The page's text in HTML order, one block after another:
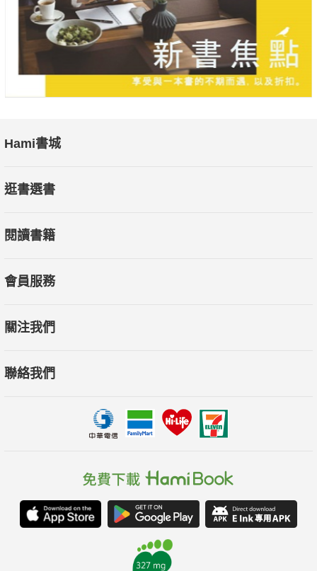
Hami書城
逛書選書
閱讀書籍
會員服務
關注我們
聯絡我們